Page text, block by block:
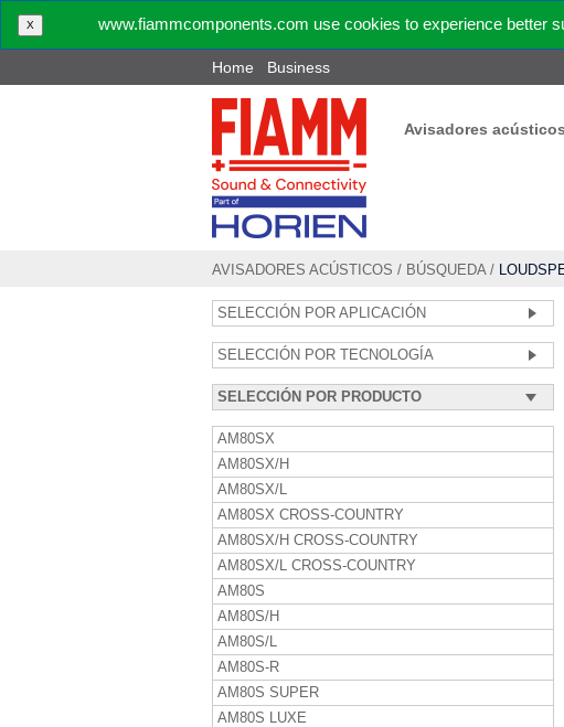
X www.fiammcomponents.com use cookies to experience better
Home Business
Avisadores acústicos
AVISADORES ACÚSTICOS / BÚSQUEDA/
SELECCIÓN POR APLICACIÓN
SELECCIÓN POR TECNOLOGÍA
SELECCIÓN POR PRODUCTO
AM80SX
AM80SX/H
AM80SX/L
AM80SX CROSS-COUNTRY
AM80SX/H CROSS-COUNTRY
AM80SX/L CROSS-COUNTRY
AM80S
AM80S/H
AM80S/L
AM80S-R
AM80S SUPER
AM80S LUXE